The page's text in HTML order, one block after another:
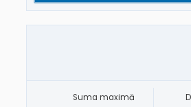
Suma maximă